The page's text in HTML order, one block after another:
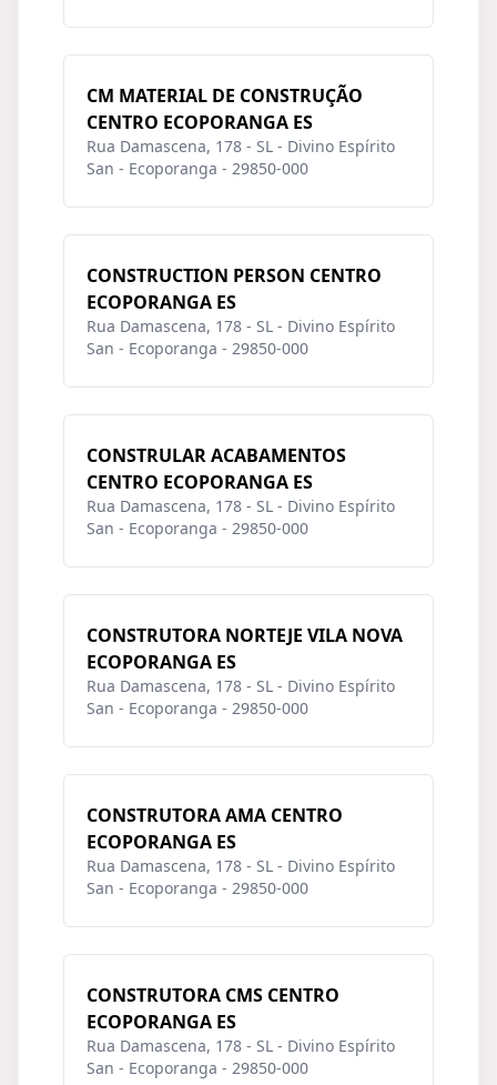
CM MATERIAL DE CONSTRUÇÃO
CENTRO ECOPORANGA ES
Rua Damascena, 178 - SL - Divino Espírito
San - Ecoporanga - 29850-000
CONSTRUCTION PERSON CENTRO
ECOPORANGA ES
Rua Damascena, 178 - SL - Divino Espírito
San - Ecoporanga - 29850-000
CONSTRULAR ACABAMENTOS
CENTRO ECOPORANGA ES
Rua Damascena, 178 - SL - Divino Espírito
San - Ecoporanga - 29850-000
CONSTRUTORA NORTEJE VILA NOVA
ECOPORANGA ES
Rua Damascena, 178 - SL - Divino Espírito
San - Ecoporanga - 29850-000
CONSTRUTORA AMA CENTRO
ECOPORANGA ES
Rua Damascena, 178 - SL - Divino Espírito
San - Ecoporanga - 29850-000
CONSTRUTORA CMS CENTRO
ECOPORANGA ES
Rua Damascena, 178 - SL - Divino Espírito
San - Ecoporanga - 29850-000